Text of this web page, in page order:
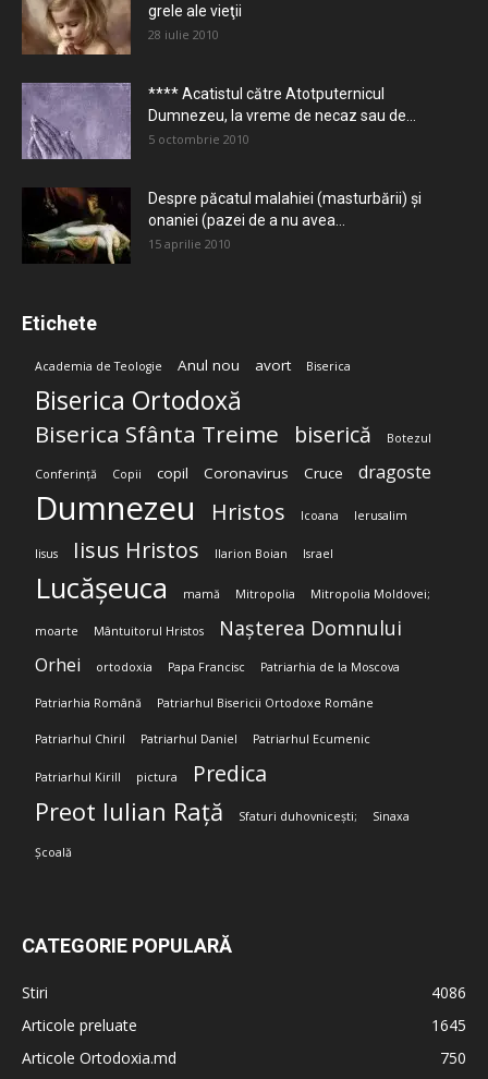
grele ale vieţii
28 iulie 2010
**** Acatistul către Atotputernicul
Dumnezeu, la vreme de necaz sau de...
5 octombrie 2010
Despre păcatul malahiei (masturbării) şi
onaniei (pazei de a nu avea...
15 aprilie 2010
Etichete
Academia de Teologie Anul nou avort Biserica
Biserica Ortodoxă
Biserica Sfânta Treime biserică Botezul
Conferință Copii copil Coronavirus Cruce dragoste
Dumnezeu Hristos Icoana Ierusalim
Iisus Iisus Hristos Ilarion Boian Israel
Lucășeuca mamă Mitropolia Mitropolia Moldovei;
moarte Mântuitorul Hristos Nașterea Domnului
Orhei ortodoxia Papa Francisc Patriarhia de la Moscova
Patriarhia Română Patriarhul Bisericii Ortodoxe Române
Patriarhul Chiril Patriarhul Daniel Patriarhul Ecumenic
Patriarhul Kirill pictura Predica
Preot Iulian Rață Sfaturi duhovnicești; Sinaxa
Școală
CATEGORIE POPULARĂ
Stiri
4086
Articole preluate
1645
Articole Ortodoxia.md
750